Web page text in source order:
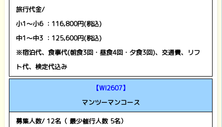
旅行代金/
小1～小6 ：116,800円(税込)
中1～中3 ：125,600円(税込)
※宿泊代、食事代(朝食3回・昼食4回・夕食3回)、交通費、リフ
ト代、検定代込み
【WI2607】
マンツーマンコース
募集人数/ 12名（ 最少催行人数 5名）